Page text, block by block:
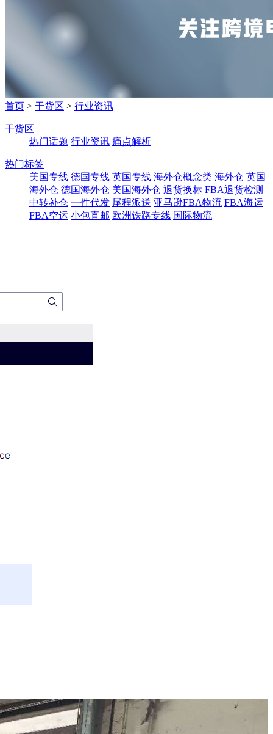
首页 > 干货区 > 行业资讯
干货区
热门话题 行业资讯 痛点解析
热门标签
美国专线 德国专线 英国专线 海外仓概念类 海外仓 英国
海外仓 德国海外仓 美国海外仓 退货换标 FBA退货检测
中转补仓 一件代发 尾程派送 亚马逊FBA物流 FBA海运
FBA空运 小包直邮 欧洲铁路专线 国际物流